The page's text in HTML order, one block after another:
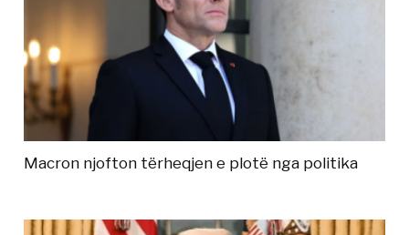
Macron njofton tërheqjen e plotë nga politika